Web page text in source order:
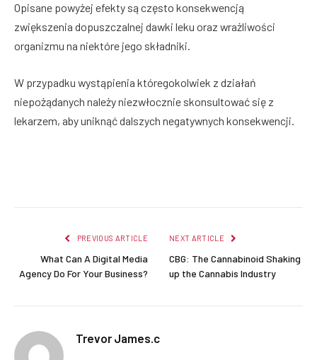
Opisane powyżej efekty są często konsekwencją
zwiększenia dopuszczalnej dawki leku oraz wrażliwości
organizmu na niektóre jego składniki.
W przypadku wystąpienia któregokolwiek z działań
niepożądanych należy niezwłocznie skonsultować się z
lekarzem, aby uniknąć dalszych negatywnych konsekwencji.
PREVIOUS ARTICLE
What Can A Digital Media
Agency Do For Your Business?
NEXT ARTICLE
CBG: The Cannabinoid Shaking
up the Cannabis Industry
Trevor James.c